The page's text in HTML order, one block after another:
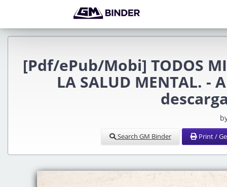
[Pdf/ePub/Mobi] TODOS
LA SALUD MENTAL. -
Search GM Binder Print /